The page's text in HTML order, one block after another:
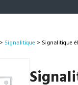
> Signalitique > Signalitique